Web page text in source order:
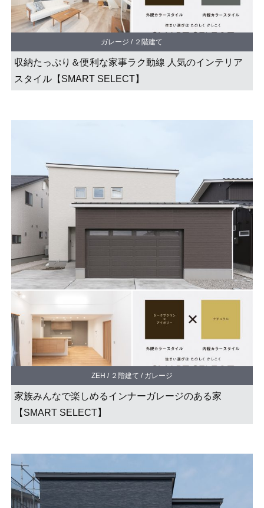
ガレージ / ２階建て
収納たっぷり＆便利な家事ラク動線 人気のインテリア
スタイル【SMART SELECT】
ZEH / ２階建て / ガレージ
家族みんなで楽しめるインナーガレージのある家
【SMART SELECT】